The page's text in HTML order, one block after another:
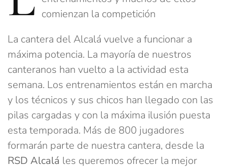
comienzan la competición
La cantera del Alcalá vuelve a funcionar a
máxima potencia. La mayoría de nuestros
canteranos han vuelto a la actividad esta
semana. Los entrenamientos están en marcha
y los técnicos y sus chicos han llegado con las
pilas cargadas y con la máxima ilusión puesta
esta temporada. Más de 800 jugadores
formarán parte de nuestra cantera, desde la
RSD Alcalá les queremos ofrecer la mejor